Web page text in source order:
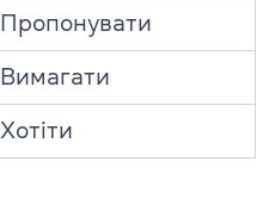
Пропонувати
Вимагати
Хотіти